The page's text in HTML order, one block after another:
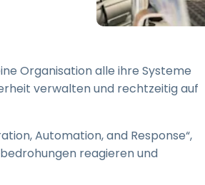
auf Computer
Alle
Organisation alle ihre Systeme
verwalten und rechtzeitig auf
Automation, and Response“,
reagieren und